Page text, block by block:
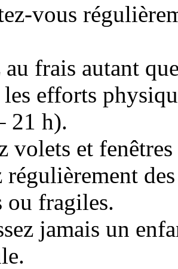
vous
au frais autant
efforts
21 h).
volets et
régulièrement
ou fragiles.
jamais un